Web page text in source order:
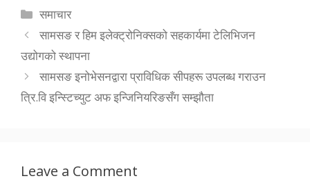
Categories
समाचार
सामसङ र हिम इलेक्ट्रोनिक्सको सहकार्यमा टेलिभिजन
उद्योगको स्थापना
सामसङ इनोभेसनद्वारा प्राविधिक सीपहरू उपलब्ध गराउन
त्रि.वि इन्स्टिच्युट अफ इन्जिनियरिङसँग सम्झौता
Leave a Comment